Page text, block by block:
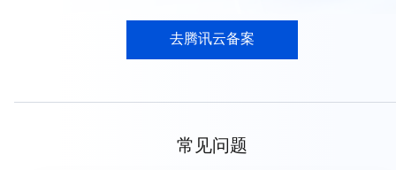
去腾讯云备案
常见问题